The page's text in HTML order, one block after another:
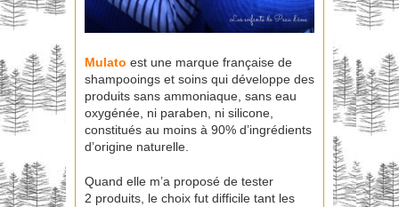
Mulato est une marque française de
shampooings et soins qui développe des
produits sans ammoniaque, sans eau
oxygénée, ni paraben, ni silicone,
constitués au moins à 90% d’ingrédients
d’origine naturelle.
Quand elle m’a proposé de tester
2 produits, le choix fut difficile tant les